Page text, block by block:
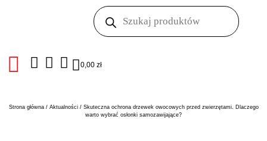
0,00 zł
Strona główna/ Aktualności/ Skuteczna ochrona drzewek owocowych przed zwierzętami. Dlaczego
warto wybrać osłonki samozawijające?